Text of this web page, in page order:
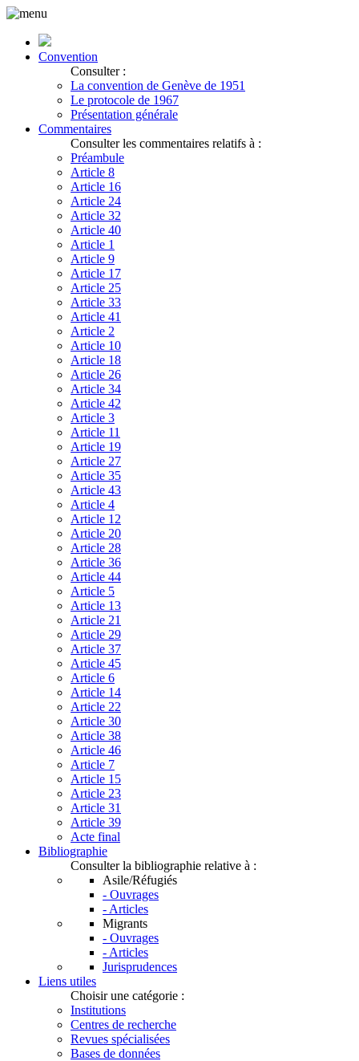
Convention
Consulter :
La convention de Genève de 1951
Le protocole de 1967
Présentation générale
Commentaires
Consulter les commentaires relatifs à :
Préambule
Article 8
Article 16
Article 24
Article 32
Article 40
Article 1
Article 9
Article 17
Article 25
Article 33
Article 41
Article 2
Article 10
Article 18
Article 26
Article 34
Article 42
Article 3
Article 11
Article 19
Article 27
Article 35
Article 43
Article 4
Article 12
Article 20
Article 28
Article 36
Article 44
Article 5
Article 13
Article 21
Article 29
Article 37
Article 45
Article 6
Article 14
Article 22
Article 30
Article 38
Article 46
Article 7
Article 15
Article 23
Article 31
Article 39
Acte final
Bibliographie
Consulter la bibliographie relative à :
Asile/Réfugiés
- Ouvrages
- Articles
Migrants
- Ouvrages
- Articles
Jurisprudences
Liens utiles
Choisir une catégorie :
Institutions
Centres de recherche
Revues spécialisées
Bases de données